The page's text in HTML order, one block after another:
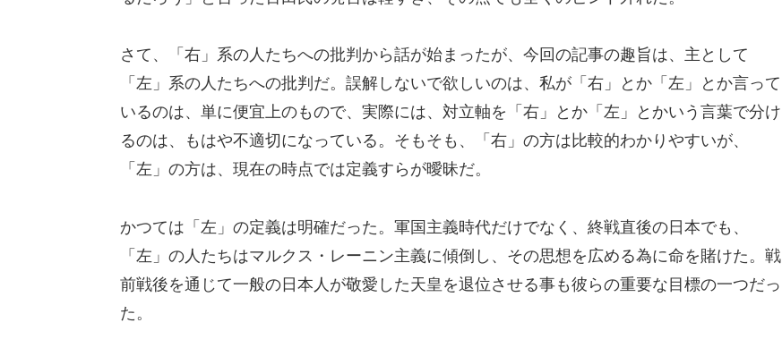
さて、「右」系の人たちへの批判から話が始まったが、今回の記事の趣旨は、主として
「左」系の人たちへの批判だ。誤解しないで欲しいのは、私が「右」とか「左」とか言って
いるのは、単に便宜上のもので、実際には、対立軸を「右」とか「左」とかいう言葉で分け
るのは、もはや不適切になっている。そもそも、「右」の方は比較的わかりやすいが、
「左」の方は、現在の時点では定義すらが曖昧だ。
かつては「左」の定義は明確だった。軍国主義時代だけでなく、終戦直後の日本でも、
「左」の人たちはマルクス・レーニン主義に傾倒し、その思想を広める為に命を賭けた。戦
前戦後を通じて一般の日本人が敬愛した天皇を退位させる事も彼らの重要な目標の一つだっ
た。